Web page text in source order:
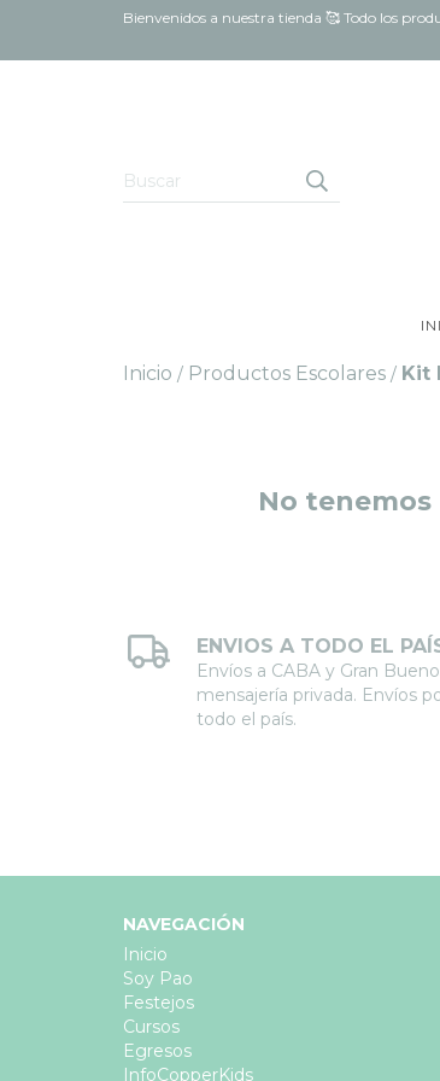
Bienvenidos a nuestra tienda 🥰 Todo los
Inicio / Productos Escolares / Kit
No
ENVIOS A TODO EL
Envíos a CABA y Gran
mensajería privada. Envíos
todo el país.
NAVEGACIÓN
Inicio
Soy Pao
Festejos
Cursos
Egresos
InfoCopperKids